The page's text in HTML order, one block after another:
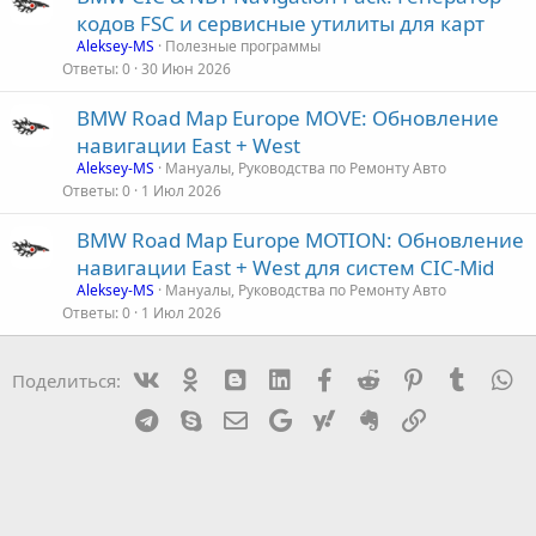
кодов FSC и сервисные утилиты для карт
Aleksey-MS
Полезные программы
Ответы 0 30 Июн 2026
BMW Road Map Europe MOVE: Обновление
навигации East + West
Aleksey-MS
Мануалы, Руководства по Ремонту Авто
Ответы 0 1 Июл 2026
BMW Road Map Europe MOTION: Обновление
навигации East + West для систем CIC-Mid
Aleksey-MS
Мануалы, Руководства по Ремонту Авто
Ответы 0 1 Июл 2026
Поделиться: Ok mes_blogger
Linked InFacebook
Reddit PinterestTumblr
Telegram
Skype Эл. почта
Google Yahoo Evernote